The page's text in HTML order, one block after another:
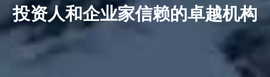
投资人和企业家信赖的卓越机构